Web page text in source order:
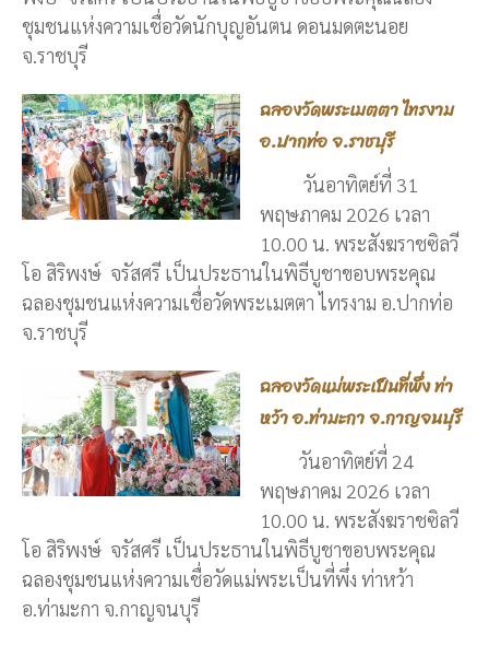
ชุมชนแห่งความเชื่อวัดนักบุญอันตน ดอนมดตะนอย
จ.ราชบุรี
ฉลองวัดพระเมตตา ไทรงาม
อ.ปากท่อ จ.ราชบุรี
วันอาทิตย์ที่ 31
พฤษภาคม 2026 เวลา
10.00 น. พระสังฆราชซิลวี
โอ สิริพงษ์ จรัสศรี เป็นประธานในพิธีบูชาขอบพระคุณ
ฉลองชุมชนแห่งความเชื่อวัดพระเมตตา ไทรงาม อ.ปากท่อ
จ.ราชบุรี
ฉลองวัดแม่พระเป็นที่พึ่ง ท่า
หว้า อ.ท่ามะกา จ.กาญจนบุรี
วันอาทิตย์ที่ 24
พฤษภาคม 2026 เวลา
10.00 น. พระสังฆราชซิลวี
โอ สิริพงษ์ จรัสศรี เป็นประธานในพิธีบูชาขอบพระคุณ
ฉลองชุมชนแห่งความเชื่อวัดแม่พระเป็นที่พึ่ง ท่าหว้า
อ.ท่ามะกา จ.กาญจนบุรี